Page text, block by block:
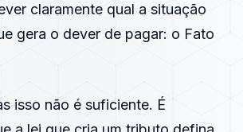
claramente qual a situação
gera o dever de pagar: o Fato
isso não é suficiente. É